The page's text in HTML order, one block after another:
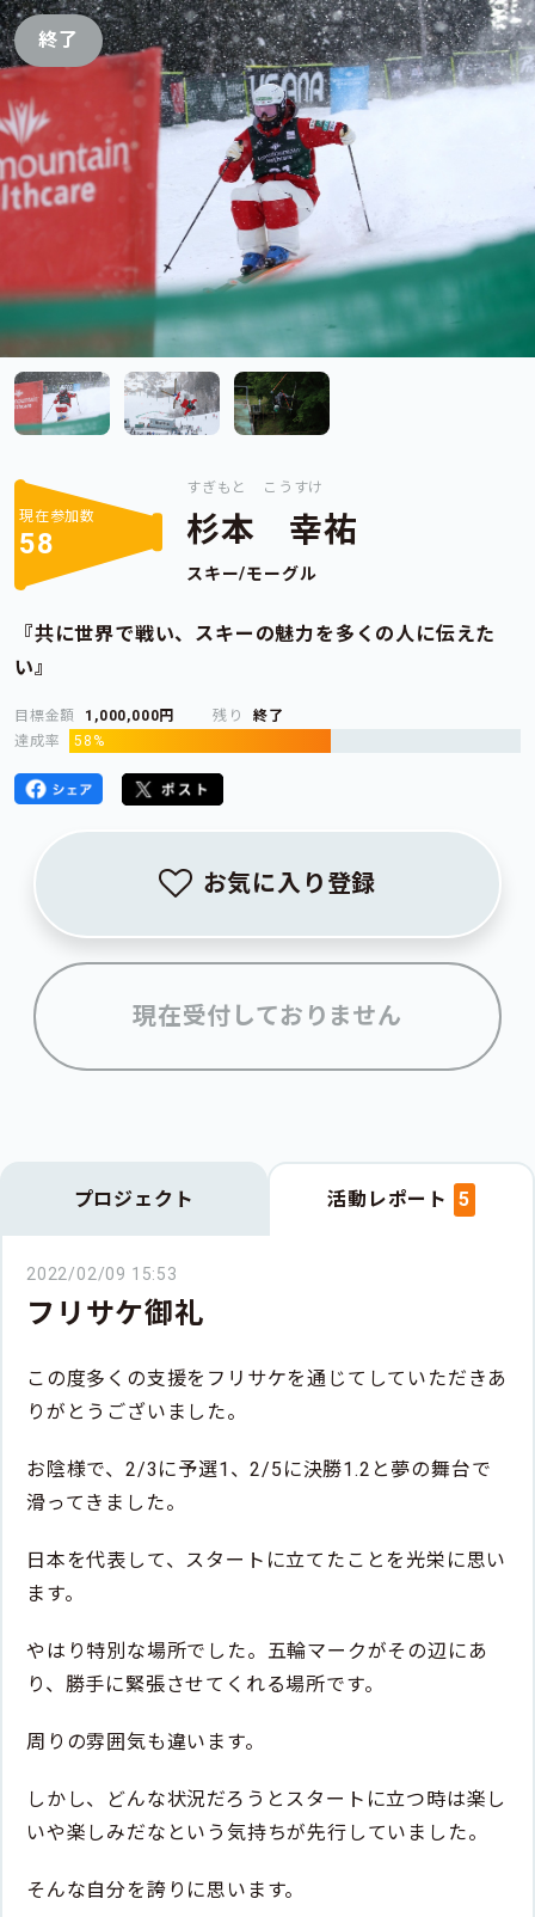
終了
現在参加数
58
すぎもと こうすけ
杉本 幸祐
スキー/モーグル
『共に世界で戦い、スキーの魅力を多くの人に伝えた
い』
目標金額 1,000,000円 残り
終了
達成率
58%
お気に入り登録
現在受付しておりません
プロジェクト 活動レポート 5
2022/02/09 15:53
フリサケ御礼
この度多くの支援をフリサケを通じてしていただきあ
りがとうございました。
お陰様で、2/3に予選1、2/5に決勝1.2と夢の舞台で
滑ってきました。
日本を代表して、スタートに立てたことを光栄に思い
ます。
やはり特別な場所でした。五輪マークがその辺にあ
り、勝手に緊張させてくれる場所です。
周りの雰囲気も違います。
しかし、どんな状況だろうとスタートに立つ時は楽し
いや楽しみだなという気持ちが先行していました。
そんな自分を誇りに思います。